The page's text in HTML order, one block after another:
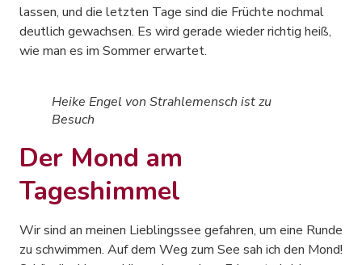
lassen, und die letzten Tage sind die Früchte nochmal
deutlich gewachsen. Es wird gerade wieder richtig heiß,
wie man es im Sommer erwartet.
Heike Engel von Strahlemensch ist zu
Besuch
Der Mond am
Tageshimmel
Wir sind an meinen Lieblingssee gefahren, um eine Runde
zu schwimmen. Auf dem Weg zum See sah ich den Mond!